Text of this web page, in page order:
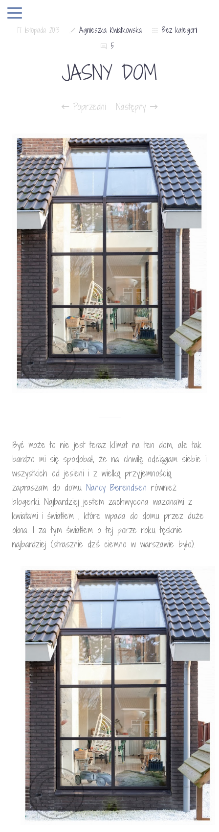
17 listopada 2013 Agnieszka Kwiatkowska
Bez kategorii
5
JASNY DOM
Poprzedni Następny
Być może to nie jest teraz klimat na ten dom, ale tak
bardzo mi się spodobał, że na chwilę odciągam siebie i
wszystkich od jesieni i z wielką przyjemnością
zapraszam do domu Nancy Berendsen również
blogerki. Najbardziej jestem zachwycona wazonami z
kwiatami i światłem , które wpada do domu przez duże
okna. I za tym światłem o tej porze roku tęsknie
najbardziej (strasznie dziś ciemno w warszawie było).